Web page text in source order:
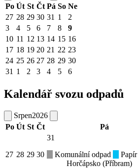
Po Út St Čt Pá So Ne
27 28 29 30 31 1
2
3
4 5 6 7 8
9
10 11 12 13 14 15 16
17 18 19 20 21 22 23
24 25 26 27 28 29 30
31 1 2 3 4 5 6
Kalendář svozu odpadů
Srpen2026
Po Út St Čt Pá
27 28 29 30
31
Komunální odpad
Papír
Horčápsko (Příbram)